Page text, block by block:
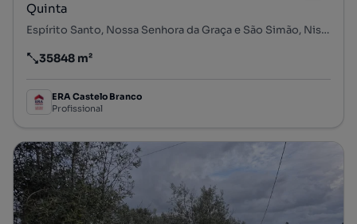
Quinta
Espírito Santo, Nossa Senhora da Graça e São Simão, Nisa, Portalegre
Preço por metro quadrado
35848 m²
ERA Castelo Branco
Profissional